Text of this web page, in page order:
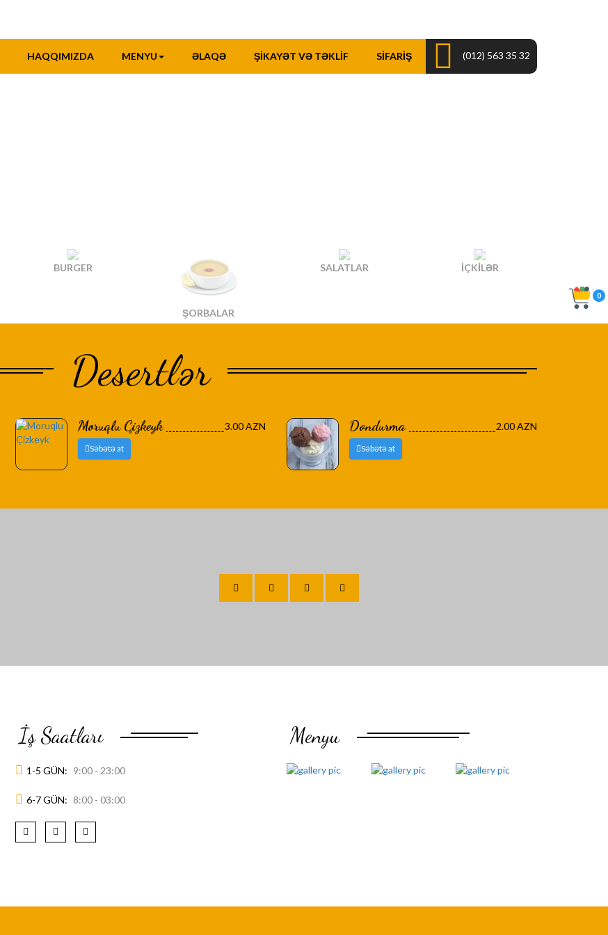
(012) 563 35 32
HAQQIMIZDA MENYU ƏLAQƏ ŞIKAYƏT VƏ TƏKLIF SIFARIŞ
0
BURGER
ŞORBALAR
SALATLAR İÇKILƏR
Desertlər
Moruqlu Çizkeyk 3.00 AZN
Səbətə at
Dondurma 2.00 AZN
Səbətə at
İş Saatları
1-5 GÜN: 9:00 - 23:00
6-7 GÜN: 8:00 - 03:00
Menyu